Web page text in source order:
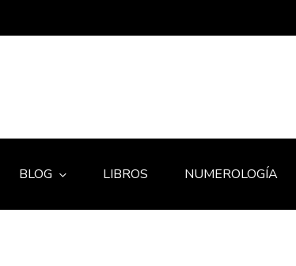
BLOG LIBROS NUMEROLOGÍA